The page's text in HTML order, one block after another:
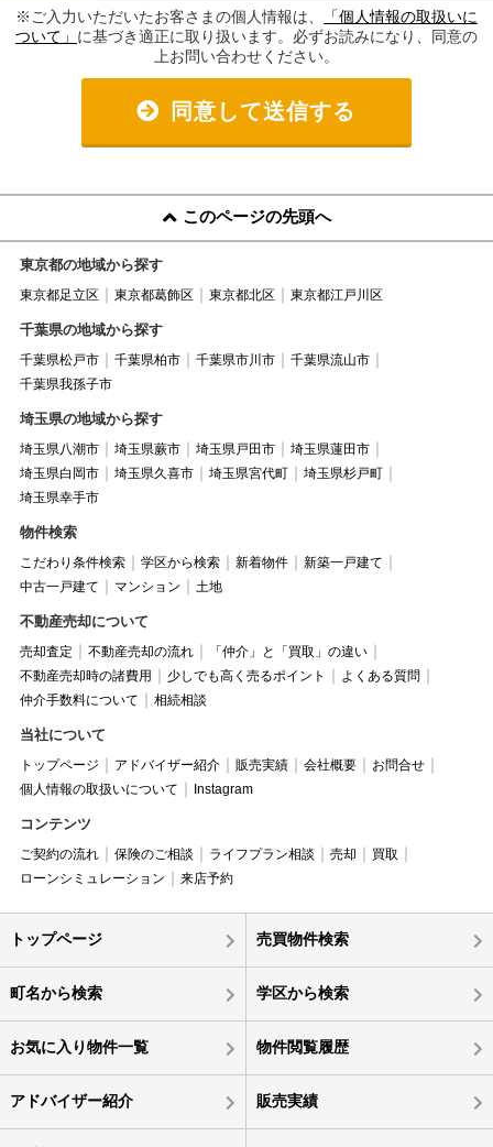
※ご入力いただいたお客さまの個人情報は、
「個人情報の取扱いに
ついて」 に基づき適正に取り扱います。必ずお読みになり、同意の
上お問い合わせください。
同意して送信する
このページの先頭へ
東京都の地域から探す
東京都足立区 東京都葛飾区 東京都北区 東京都江戸川区
千葉県の地域から探す
千葉県松戸市 千葉県柏市 千葉県市川市
千葉県流山市
千葉県我孫子市
埼玉県の地域から探す
埼玉県八潮市 埼玉県蕨市 埼玉県戸田市
埼玉県蓮田市
埼玉県白岡市
埼玉県久喜市 埼玉県宮代町
埼玉県杉戸町
埼玉県幸手市
物件検索
こだわり条件検索 学区から検索 新着物件
新築一戸建て
中古一戸建て
マンション 土地
不動産売却について
売却査定 不動産売却の流れ
「仲介」と「買取」の違い
不動産売却時の諸費用
少しでも高く売るポイント
よくある質問
仲介手数料について
相続相談
当社について
トップページ アドバイザー紹介 販売実績 会社概要
お問合せ
個人情報の取扱いについて
Instagram
コンテンツ
ご契約の流れ 保険のご相談 ライフプラン相談 売却
買取
ローンシミュレーション
来店予約
トップページ 売買物件検索
町名から検索 学区から検索
お気に入り物件一覧 物件閲覧履歴
アドバイザー紹介 販売実績